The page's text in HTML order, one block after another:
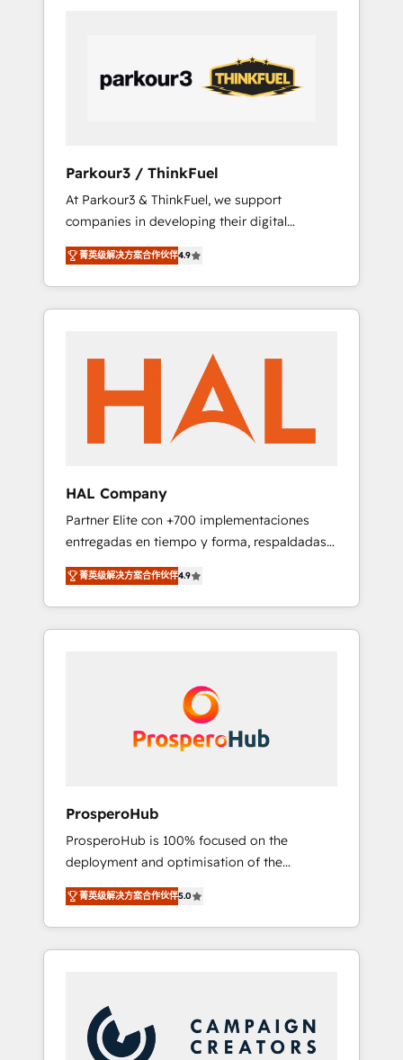
through smart automation, data hygiene, and
tailored HubSpot solutions. Our clients
choose us because we blend the expertise of
Our Services: HubSpot implementations &
data migration Custom AI agents Revenue
Operations API integrations AI-ready Website
design Let’s turn your CRM into your growth
engine!
Parkour3 / ThinkFuel
At Parkour3 & ThinkFuel, we support
companies in developing their digital
strategies by leveraging technologies and
automating their marketing and sales
processes to generate growth. Our offer
spans from Strategy to Operations. We
implementation, web design, sales &
marketing automation, and digital marketing.
With extensive experience working with tech
companies and manufacturers since 2002,
we are committed to empowering our clients
implementation and seamless integration of
the CRM platform into your digital
ecosystem. Would you like support in
deploying your inbound marketing strategy?
We'll provide support tailored to your needs
and sales objectives. With 125+ certifications,
we are part of the most certified Canadian
coast), our services are offered in both
菁英级解决方案合作伙伴4.9
HAL Company
Partner Elite con +700 implementaciones
entregadas en tiempo y forma, respaldadas
por 6 acreditaciones de HubSpot y un
equipo de 6 Certified Trainers avalados por
HubSpot Academy. Acompañamos a las
empresas en cada etapa de su crecimiento
Nos caracterizamos por combinar excelencia
técnica con una mirada estratégica a largo
菁英级解决方案合作伙伴4.9
ProsperoHub
ProsperoHub is 100% focused on the
deployment and optimisation of the
HubSpot CRM platform. Our highly
experienced team of solutions experts will
ensure that you achieve maximum adoption
and ROI from your HubSpot investment. Use
your team on their HubSpot journey, design
and implement your processes and skilfully
bring your revenue infrastructure to life. Our
菁英级解决方案合作伙伴5.0